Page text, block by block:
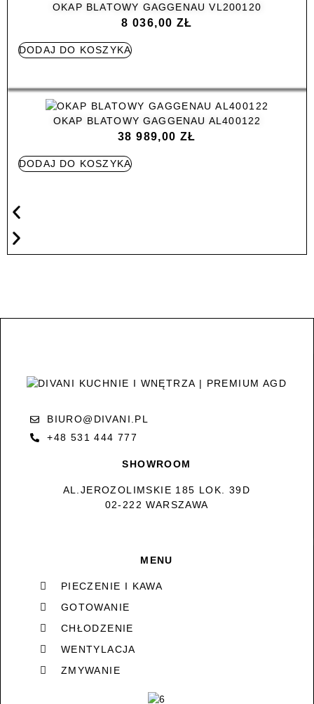
OKAP BLATOWY GAGGENAU VL200120
8 036,00 ZŁ
DODAJ DO KOSZYKA
OKAP BLATOWY GAGGENAU AL400122
38 989,00ZŁ
DODAJ DO KOSZYKA
BIURO@DIVANI.PL
+48 531 444 777
SHOWROOM
AL.JEROZOLIMSKIE 185 LOK. 39D
02-222 WARSZAWA
MENU
PIECZENIE I KAWA
GOTOWANIE
CHŁODZENIE
WENTYLACJA
ZMYWANIE